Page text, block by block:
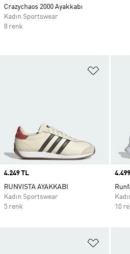
Price
4.249 TL
RUNVISTA AYAKKABI
Kadın Sportswear
5 renk
Price
10
Crazychaos 2000 Ayakkabı
Kadın Sportswear
8 renk